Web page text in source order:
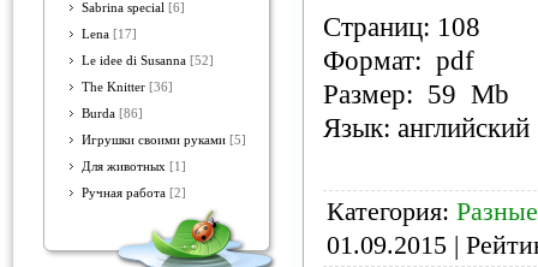
Sabrina special [6]
Lena [17]
Le idee di Susanna [52]
The Knitter [36]
Burda [86]
Игрушки своими руками [5]
Для животных [1]
Ручная работа [2]
Страниц: 108
Формат: pdf
Размер: 59 Mb
Язык: английский
Категория:
01.09.2015 |